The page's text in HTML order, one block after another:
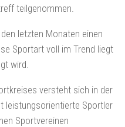
teilgenommen.
letzten Monaten einen
Sportart voll im Trend liegt
wird.
versteht sich in der
leistungsorientierte Sportler
Sportvereinen